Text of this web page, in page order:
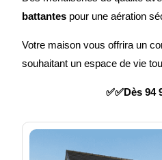
battantes pour une aération
Votre maison vous offrira un
souhaitant un espace de vie
✅✅Dès 94